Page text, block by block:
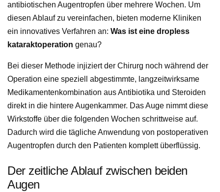
antibiotischen Augentropfen über mehrere Wochen. Um
diesen Ablauf zu vereinfachen, bieten moderne Kliniken
ein innovatives Verfahren an: Was ist eine dropless
kataraktoperation genau?
Bei dieser Methode injiziert der Chirurg noch während der
Operation eine speziell abgestimmte, langzeitwirksame
Medikamentenkombination aus Antibiotika und Steroiden
direkt in die hintere Augenkammer. Das Auge nimmt diese
Wirkstoffe über die folgenden Wochen schrittweise auf.
Dadurch wird die tägliche Anwendung von postoperativen
Augentropfen durch den Patienten komplett überflüssig.
Der zeitliche Ablauf zwischen beiden
Augen